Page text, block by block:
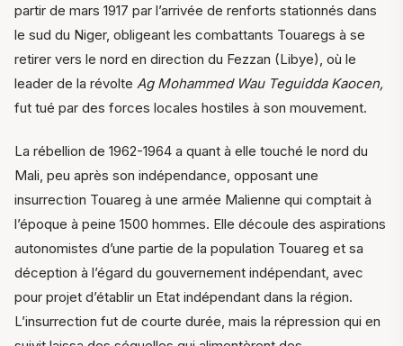
partir de mars 1917 par l’arrivée de renforts stationnés dans
le sud du Niger, obligeant les combattants Touaregs à se
retirer vers le nord en direction du Fezzan (Libye), où le
leader de la révolte Ag Mohammed Wau Teguidda Kaocen,
fut tué par des forces locales hostiles à son mouvement.
La rébellion de 1962-1964 a quant à elle touché le nord du
Mali, peu après son indépendance, opposant une
insurrection Touareg à une armée Malienne qui comptait à
l’époque à peine 1500 hommes. Elle découle des aspirations
autonomistes d’une partie de la population Touareg et sa
déception à l’égard du gouvernement indépendant, avec
pour projet d’établir un Etat indépendant dans la région.
L’insurrection fut de courte durée, mais la répression qui en